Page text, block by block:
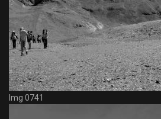
Img 0741